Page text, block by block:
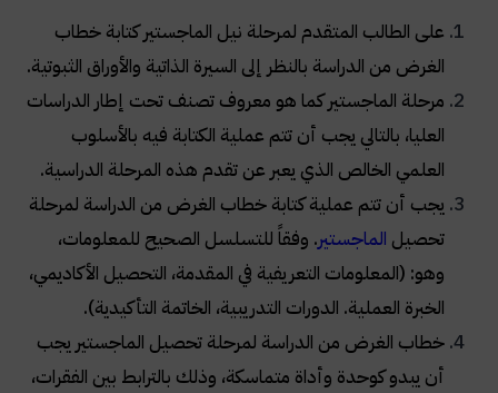
على الطالب المتقدم لمرحلة نيل الماجستير كتابة خطاب
الغرض من الدراسة بالنظر إلى السيرة الذاتية والأوراق الثبوتية.
مرحلة الماجستير كما هو معروف تصنف تحت إطار الدراسات
العليا، بالتالي يجب أن تتم عملية الكتابة فيه بالأسلوب
العلمي الخالص الذي يعبر عن تقدم هذه المرحلة الدراسية.
يجب أن تتم عملية كتابة خطاب الغرض من الدراسة لمرحلة
تحصيل الماجستير. وفقاً للتسلسل الصحيح للمعلومات،
وهو: (المعلومات التعريفية في المقدمة، التحصيل الأكاديمي،
الخبرة العملية. الدورات التدريبية، الخاتمة التأكيدية).
خطاب الغرض من الدراسة لمرحلة تحصيل الماجستير يجب
أن يبدو كوحدة وأداة متماسكة، وذلك بالترابط بين الفقرات،